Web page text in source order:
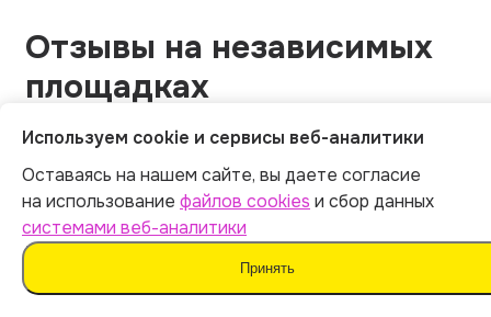
Отзывы на независимых
площадках
Общий рейтинг 1215 оценок
5.0
Используем cookie и сервисы веб-аналитики
Оставаясь на нашем сайте, вы даете согласие
на использование файлов cookies и сбор данных
системами веб-аналитики
Принять